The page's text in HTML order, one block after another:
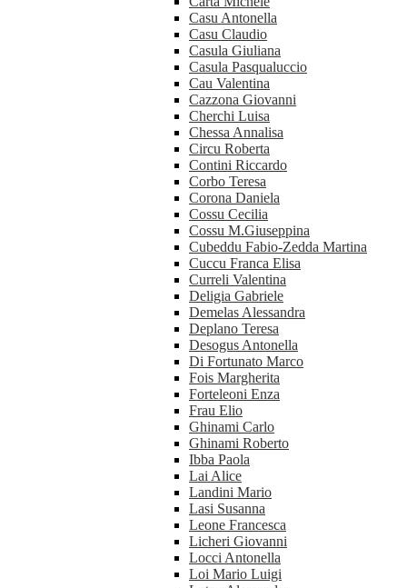
Casu Antonella
Casu Claudio
Casula Giuliana
Casula Pasqualuccio
Cau Valentina
Cazzona Giovanni
Cherchi Luisa
Chessa Annalisa
Circu Roberta
Contini Riccardo
Corbo Teresa
Corona Daniela
Cossu Cecilia
Cossu M.Giuseppina
Cubeddu Fabio-Zedda Martina
Cuccu Franca Elisa
Curreli Valentina
Deligia Gabriele
Demelas Alessandra
Deplano Teresa
Desogus Antonella
Di Fortunato Marco
Fois Margherita
Forteleoni Enza
Frau Elio
Ghinami Carlo
Ghinami Roberto
Ibba Paola
Lai Alice
Landini Mario
Lasi Susanna
Leone Francesca
Licheri Giovanni
Locci Antonella
Loi Mario Luigi